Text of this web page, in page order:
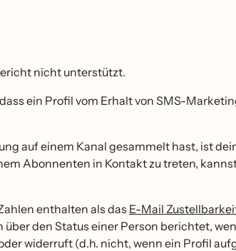
nicht unterstützt.
ein Profil vom Erhalt von SMS-
auf einem Kanal gesammelt hast, ist
Abonnenten in Kontakt zu treten,
enthalten als das E-Mail
den Status einer Person berichtet,
widerruft (d.h. nicht, wenn ein Profil